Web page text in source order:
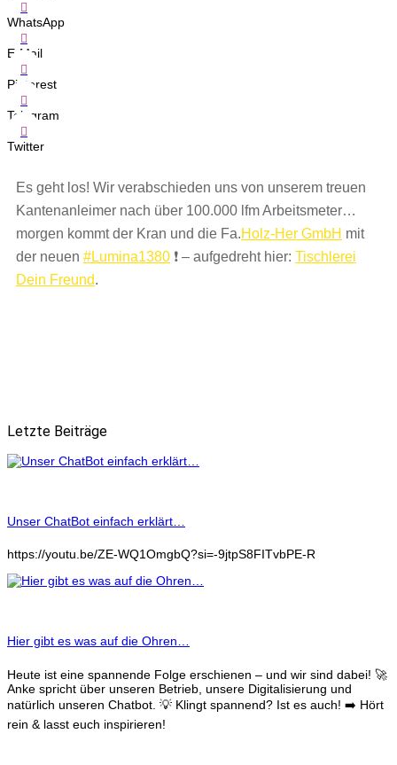

WhatsApp

E-Mail

Pinterest

Telegram

Twitter
Es geht los! Wir verabschieden uns von unserem treuen
Kantenanleimer nach über 100.000 lfm Arbeitsmeter…
morgen kommt der Kran und die Fa.Holz-Her GmbH mit
der neuen #Lumina1380 ❗ – aufgedreht hier: Tischlerei
Dein Freund.
Letzte Beiträge
Unser ChatBot einfach erklärt…
https://youtu.be/ZE-WQ1OmgbQ?si=-9jtpS8FITvbPE-R
Hier gibt es was auf die Ohren…
Heute ist eine spannende Folge erschienen – und wir sind dabei! 🚀
Anke spricht über unseren Betrieb, unsere Digitalisierung und
natürlich unseren Chatbot. 💡 Klingt spannend? Ist es auch! ➡️ Hört
rein & lasst euch inspirieren!